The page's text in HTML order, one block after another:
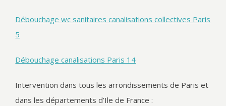
Débouchage wc sanitaires canalisations collectives Paris
5
Débouchage canalisations Paris 14
Intervention dans tous les arrondissements de Paris et
dans les départements d’Ile de France :